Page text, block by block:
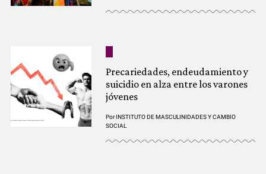
Precariedades, endeudamiento y
suicidio en alza entre los varones
jóvenes
PorINSTITUTO DE MASCULINIDADES Y CAMBIO
SOCIAL